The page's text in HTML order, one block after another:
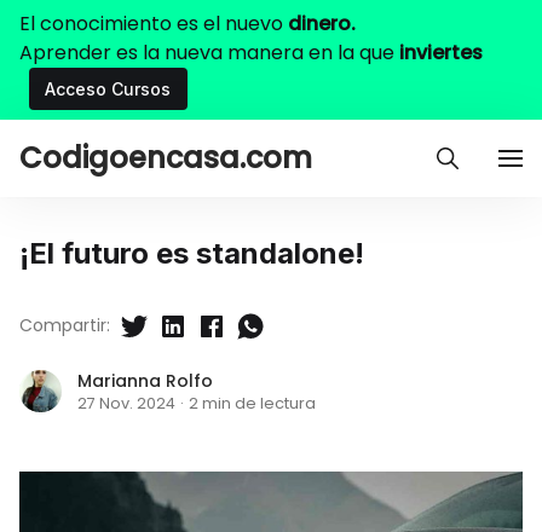
El conocimiento es el nuevo dinero.
Aprender es la nueva manera en la que inviertes
Acceso Cursos
Codigoencasa.com
¡El futuro es standalone!
Marianna Rolfo
27 Nov. 2024 · 2 min de lectura
Compartir: